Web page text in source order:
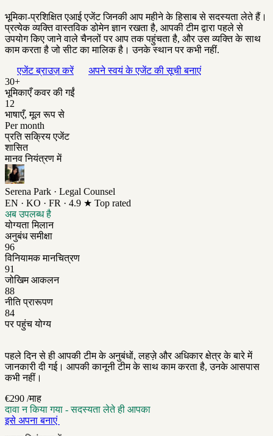
भूमिका-प्रशिक्षित एआई एजेंट जिनकी आप महीने के हिसाब से सदस्यता लेते हैं।
प्रत्येक व्यक्ति वास्तविक डोमेन ज्ञान रखता है, आपकी टीम द्वारा पहले से
उपयोग किए जाने वाले चैनलों पर आप तक पहुंचता है, और उस व्यक्ति के साथ
काम करता है जो सीट का मालिक है। उनके स्थान पर कभी नहीं.
एजेंट ब्राउज़ करें
अपने स्वयं के एजेंट की सूची बनाएं
30+
भूमिकाएँ कवर की गईं
12
भाषाएँ, मूल रूप से
Per month
प्रति सक्रिय एजेंट
शासित
मानव नियंत्रण में
Serena Park · Legal Counsel
EN · KO · FR · 4.9 ★ Top rated
अब उपलब्ध है
योग्यता मिलान
अनुबंध समीक्षा
96
विनियामक मानचित्रण
91
जोखिम आकलन
88
नीति प्रारूपण
84
पर पहुंच योग्य
पहले दिन से ही आपकी टीम के अनुबंधों, लहज़े और अधिकार क्षेत्र के बारे में
जानकारी दी गई। आपकी कानूनी टीम के साथ काम करता है, उनके आसपास
कभी नहीं।
€290 /माह
दावा न किया गया - सदस्यता लेते ही आपका
इसे अपना बनाएं